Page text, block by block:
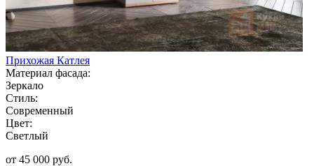
Прихожая Катлея
Материал фасада:
Зеркало
Стиль:
Современный
Цвет:
Светлый
от 45 000 руб.